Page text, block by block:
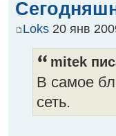
Loks 20 янв
mitek
В самое
сеть.